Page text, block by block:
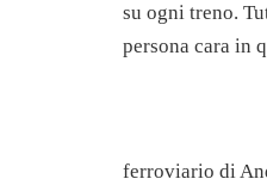
su ogni treno.
persona cara in
ferroviario di